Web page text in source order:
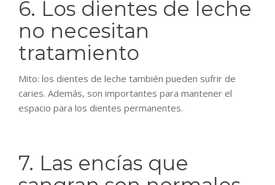
6. Los dientes de leche
no necesitan
tratamiento
Mito: los dientes de leche también pueden sufrir de
caries. Además, son importantes para mantener el
espacio para los dientes permanentes.
7. Las encías que